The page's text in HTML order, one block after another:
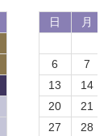
日 月
6
7
13
14
20
21
27
28